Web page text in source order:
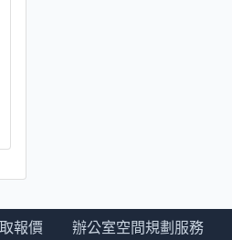
報價 辦公室空間規劃服務